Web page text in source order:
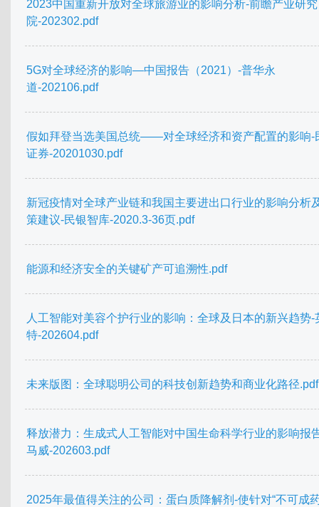
2023中国重新开放对全球旅游业的影响分析-前瞻产业研究
院-202302.pdf
5G对全球经济的影响—中国报告（2021）-普华永
道-202106.pdf
假如拜登当选美国总统——对全球经济和资产配置的影响-
证券-20201030.pdf
新冠疫情对全球产业链和我国主要进出口行业的影响分析
策建议-民银智库-2020.3-36页.pdf
能源和经济安全的关键矿产可追溯性.pdf
人工智能对美容个护行业的影响：全球及日本的新兴趋势-
特-202604.pdf
未来版图：全球聪明公司的科技创新趋势和商业化路径.pdf
释放潜力：生成式人工智能对中国生命科学行业的影响报
马威-202603.pdf
2025年最值得关注的公司：蛋白质降解剂-使针对“不可成